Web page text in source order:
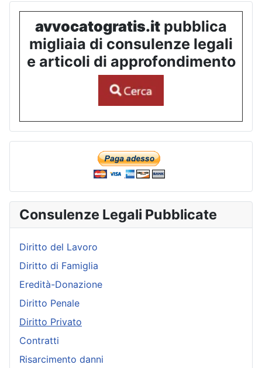
avvocatogratis.it pubblica
migliaia di consulenze legali
e articoli di approfondimento
Consulenze Legali Pubblicate
Diritto del Lavoro
Diritto di Famiglia
Eredità-Donazione
Diritto Penale
Diritto Privato
Contratti
Risarcimento danni